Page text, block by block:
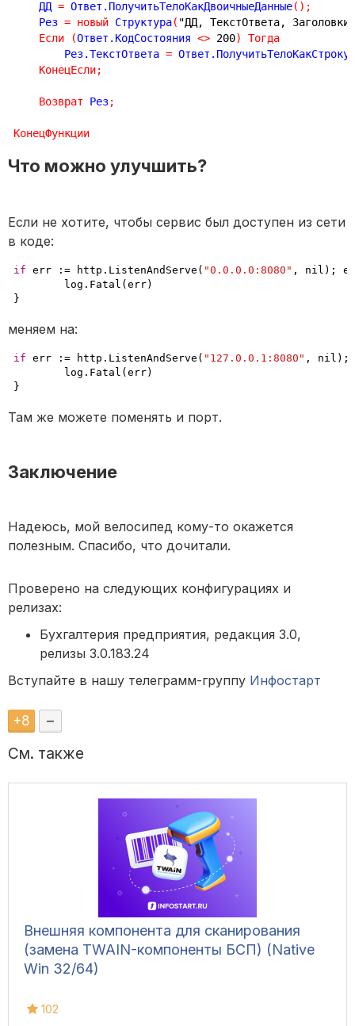
    ДД
= Ответ.ПолучитьТелоКакДвоичныеДанные( ) ;
    Рез
= новый Структура( "ДД, ТекстОтвета,
Если
(Ответ.КодСостояния <> 200)
Тогда
        Рез.ТекстОтвета
= Ответ.ПолучитьТелоКакСтроку
КонецЕсли;
Возврат Рез;
КонецФункции
Что можно улучшить?
Если не хотите, чтобы сервис был доступен из сети
в коде:
if err : = http.ListenAndServe ( "0.0.0.0:8080" , nil ) ;
	log.Fatal
( err)
}
меняем на:
if err : = http.ListenAndServe ( "127.0.0.1:8080" , nil ) ;
	log.Fatal
( err)
}
Там же можете поменять и порт.
Заключение
Надеюсь, мой велосипед кому-то окажется
полезным. Спасибо, что дочитали.
Проверено на следующих конфигурациях и
релизах:
Бухгалтерия предприятия, редакция 3.0,
релизы 3.0.183.24
Вступайте в нашу телеграмм-группу Инфостарт
+8 –
См. также
Внешняя компонента для сканирования
(замена TWAIN-компоненты БСП) (Native
Win 32/64)
102